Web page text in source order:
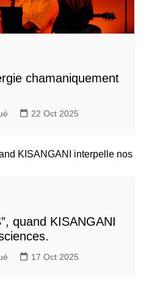
chamaniquement
22 Oct 2025
quand KISANGANI
17 Oct 2025